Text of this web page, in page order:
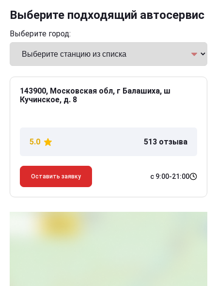
Выберите подходящий автосервис
Выберите город:
143900, Московская обл, г Балашиха, ш
Кучинское, д. 8
5.0 513 отзыва
Оставить заявку с 9:00-21:00